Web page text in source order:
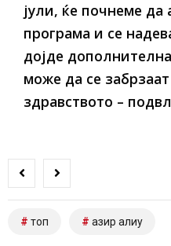
јули, ќе почнеме
програма и се
дојде
може да се
здравството –
топ азир алиу